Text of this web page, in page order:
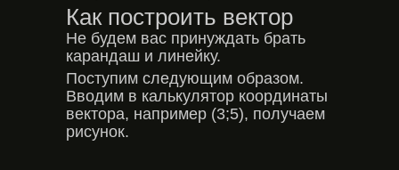
Как построить вектор
Не будем вас принуждать брать
карандаш и линейку.
Поступим следующим образом.
Вводим в калькулятор координаты
вектора, например (3;5), получаем
рисунок.